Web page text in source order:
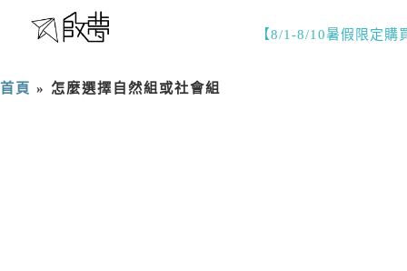
【8/1-8/10暑假限定購
首頁 » 怎麼選擇自然組或社會組